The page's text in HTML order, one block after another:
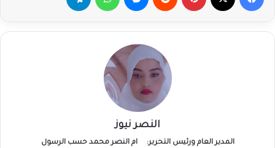
النصر نيوز
المدير العام ورئيس التحرير: ام النصر محمد حسب الرسول